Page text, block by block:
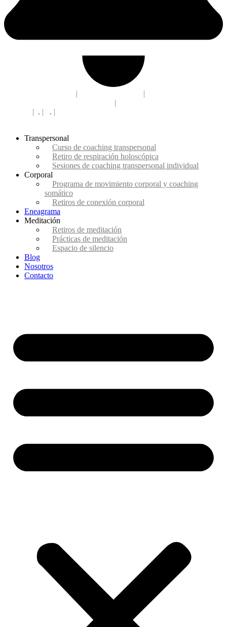
|
|
|
| . | . |
Transpersonal
Curso de coaching transpersonal
Retiro de respiración holoscópica
Sesiones de coaching transpersonal individual
Corporal
Programa de movimiento corporal y coaching
somático
Retiros de conexión corporal
Eneagrama
Meditación
Retiros de meditación
Prácticas de meditación
Espacio de silencio
Blog
Nosotros
Contacto